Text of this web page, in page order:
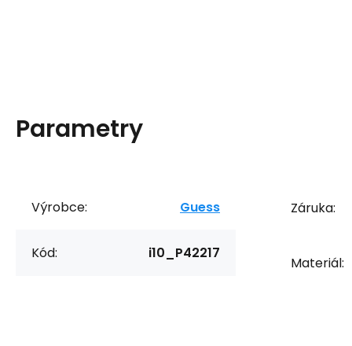
Parametry
Výrobce: Guess
Kód: i10_P42217
Záruka:
Materiál: